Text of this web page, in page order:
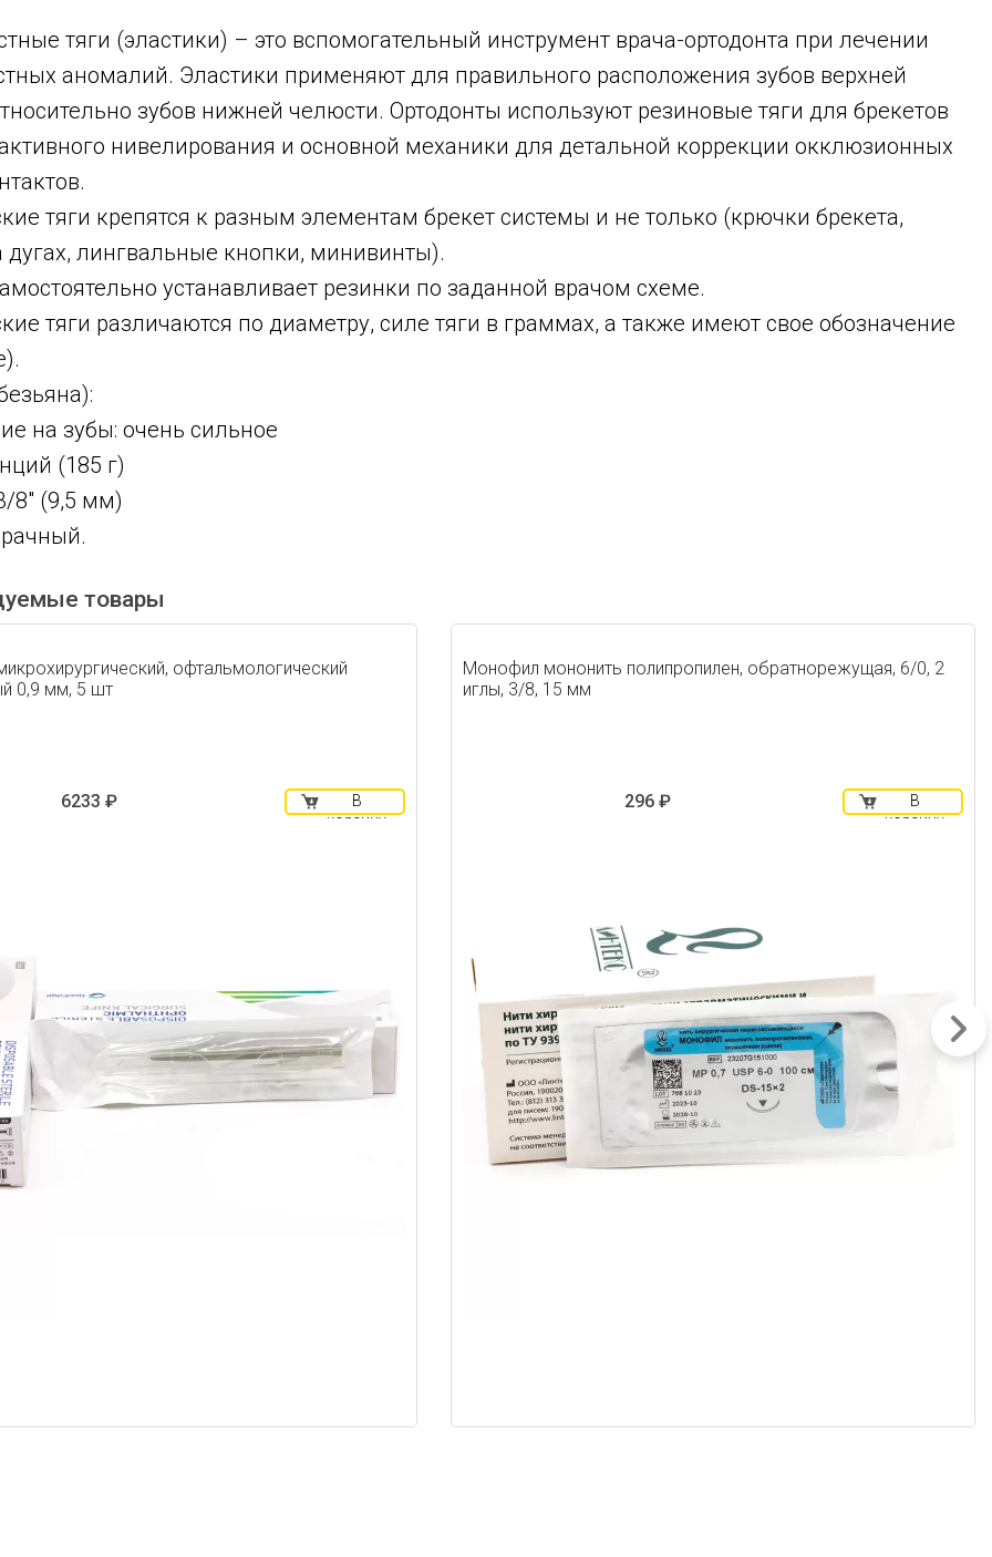
тяги (эластики) – это вспомогательный инструмент врача-ортодонта при лечении
аномалий. Эластики применяют для правильного расположения зубов верхней
зубов нижней челюсти. Ортодонты используют резиновые тяги для брекетов
нивелирования и основной механики для детальной коррекции окклюзионных
тяги крепятся к разным элементам брекет системы и не только (крючки брекета,
дугах, лингвальные кнопки, минивинты).
устанавливает резинки по заданной врачом схеме.
тяги различаются по диаметру, силе тяги в граммах, а также имеют свое обозначение
на зубы: очень сильное
(185 г)
8" (9,5 мм)
товары
офтальмологический
0,9 мм, 5 шт
6233 ₽
В
корзину
Монофил мононить полипропилен, обратнорежущая, 6/0, 2
иглы, 3/8, 15 мм
296 ₽
В
корзину